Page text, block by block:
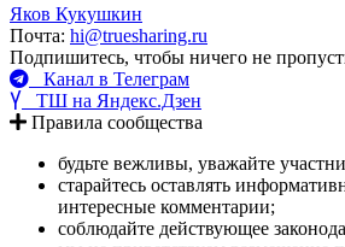
Яков Кукушкин
Почта: hi@truesharing.ru
Подпишитесь, чтобы ничего не
Канал в Телеграм
ТШ на Яндекс.Дзен
Правила сообщества
будьте вежливы, уважайте
старайтесь оставлять
интересные комментарии;
соблюдайте действующее